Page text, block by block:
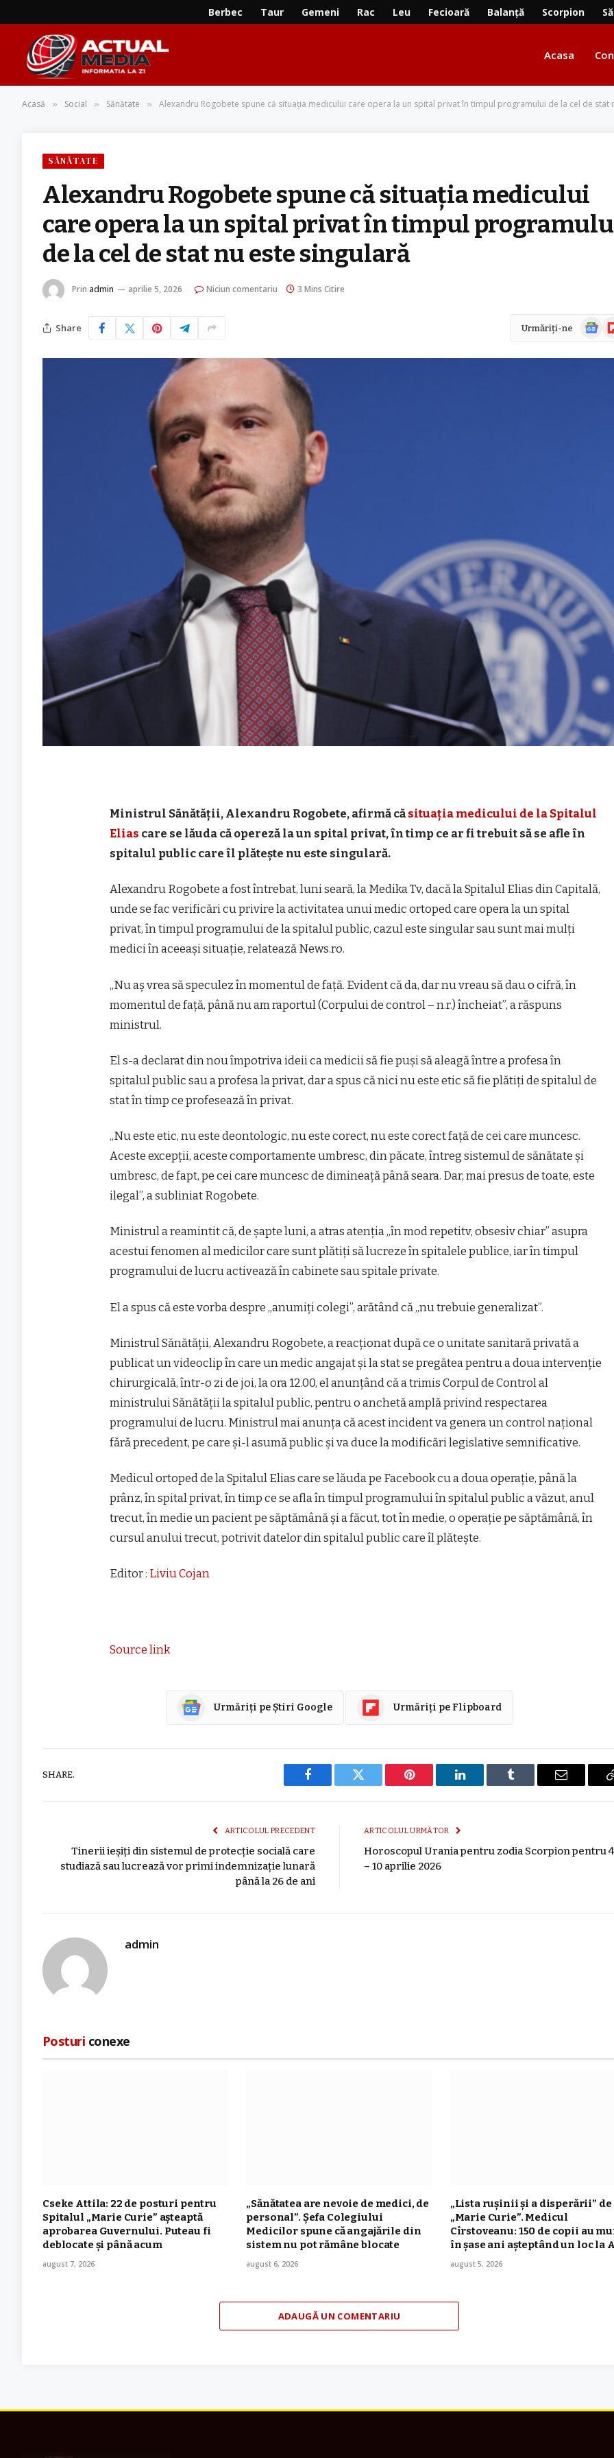
Berbec Taur Gemeni Rac Leu Fecioară Balanță Scorpion
Acasa
Acasă » Social » Sănătate » Alexandru Rogobete spune că situaţia medicului care opera la un spital privat în timpul programului de la cel de stat
SĂNĂTATE
Alexandru Rogobete spune că situaţia medicului
care opera la un spital privat în timpul
de la cel de stat nu este singulară
Prin admin aprilie 5, 2026 Niciun comentariu 3 Mins Citire
Share Urmăriți-ne
Știri
Google
Ministrul Sănătăţii, Alexandru Rogobete, afirmă că situaţia medicului de la Spitalul
Elias care se lăuda că opereză la un spital privat, în timp ce ar fi trebuit să se afle în
spitalul public care îl plăteşte nu este singulară.
Alexandru Rogobete a fost întrebat, luni seară, la Medika Tv, dacă la Spitalul Elias din Capitală,
unde se fac verificări cu privire la activitatea unui medic ortoped care opera la un spital
privat, în timpul programului de la spitalul public, cazul este singular sau sunt mai mulţi
medici în aceeaşi situaţie, relatează News.ro.
„Nu aş vrea să speculez în momentul de faţă. Evident că da, dar nu vreau să dau o cifră, în
momentul de faţă, până nu am raportul (Corpului de control – n.r.) încheiat”, a răspuns
ministrul.
El s-a declarat din nou împotriva ideii ca medicii să fie puşi să aleagă între a profesa în
spitalul public sau a profesa la privat, dar a spus că nici nu este etic să fie plătiţi de spitalul de
stat în timp ce profesează în privat.
„Nu este etic, nu este deontologic, nu este corect, nu este corect faţă de cei care muncesc.
Aceste excepţii, aceste comportamente umbresc, din păcate, întreg sistemul de sănătate şi
umbresc, de fapt, pe cei care muncesc de dimineaţă până seara. Dar, mai presus de toate, este
ilegal”, a subliniat Rogobete.
Ministrul a reamintit că, de şapte luni, a atras atenţia „în mod repetitv, obsesiv chiar” asupra
acestui fenomen al medicilor care sunt plătiţi să lucreze în spitalele publice, iar în timpul
programului de lucru activează în cabinete sau spitale private.
El a spus că este vorba despre „anumiţi colegi”, arătând că „nu trebuie generalizat”.
Ministrul Sănătăţii, Alexandru Rogobete, a reacţionat după ce o unitate sanitară privată a
publicat un videoclip în care un medic angajat şi la stat se pregătea pentru a doua intervenţie
chirurgicală, într-o zi de joi, la ora 12.00, el anunţând că a trimis Corpul de Control al
ministrului Sănătăţii la spitalul public, pentru o anchetă amplă privind respectarea
programului de lucru. Ministrul mai anunţa că acest incident va genera un control naţional
fǎrǎ precedent, pe care şi-l asumă public şi va duce la modificări legislative semnificative.
Medicul ortoped de la Spitalul Elias care se lăuda pe Facebook cu a doua operaţie, până la
prânz, în spital privat, în timp ce se afla în timpul programului în spitalul public a văzut, anul
trecut, în medie un pacient pe săptămână şi a făcut, tot în medie, o operaţie pe săptămână, în
cursul anului trecut, potrivit datelor din spitalul public care îl plăteşte.
Editor : Liviu Cojan
Source link
Urmăriți pe Știri Google Urmăriți pe Flipboard
SHARE.
Facebook Twitter Pinterest LinkedIn Tumblr
E-
ARTICOLUL PRECEDENT
Tinerii ieșiți din sistemul de protecție socială care
studiază sau lucrează vor primi indemnizație lunară
până la 26 de ani
ARTICOLUL URMĂTOR
Horoscopul Urania pentru zodia Scorpion pentru 4
– 10 aprilie 2026
admin
Posturi conexe
Cseke Attila: 22 de posturi pentru
Spitalul „Marie Curie” așteaptă
aprobarea Guvernului. Puteau fi
deblocate și până acum
august 7, 2026
„Sănătatea are nevoie de medici, de
personal”. Șefa Colegiului
Medicilor spune că angajările din
sistem nu pot rămâne blocate
august 6, 2026
„Lista rușinii și a disperării” de
„Marie Curie”. Medicul
Cîrstoveanu: 150 de copii au
în șase ani așteptând un loc la
august 5, 2026
ADAUGĂ UN COMENTARIU